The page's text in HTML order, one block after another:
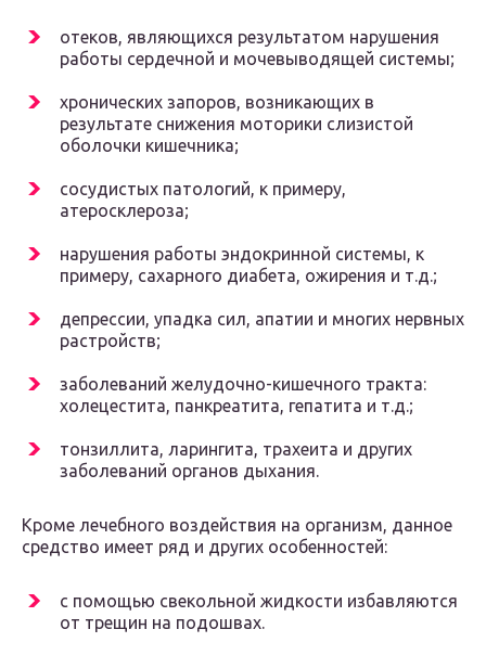
отеков, являющихся результатом нарушения
работы сердечной и мочевыводящей системы;
хронических запоров, возникающих в
результате снижения моторики слизистой
оболочки кишечника;
сосудистых патологий, к примеру,
атеросклероза;
нарушения работы эндокринной системы, к
примеру, сахарного диабета, ожирения и т.д.;
депрессии, упадка сил, апатии и многих нервных
растройств;
заболеваний желудочно-кишечного тракта:
холецестита, панкреатита, гепатита и т.д.;
тонзиллита, ларингита, трахеита и других
заболеваний органов дыхания.
Кроме лечебного воздействия на организм, данное
средство имеет ряд и других особенностей:
с помощью свекольной жидкости избавляются
от трещин на подошвах.